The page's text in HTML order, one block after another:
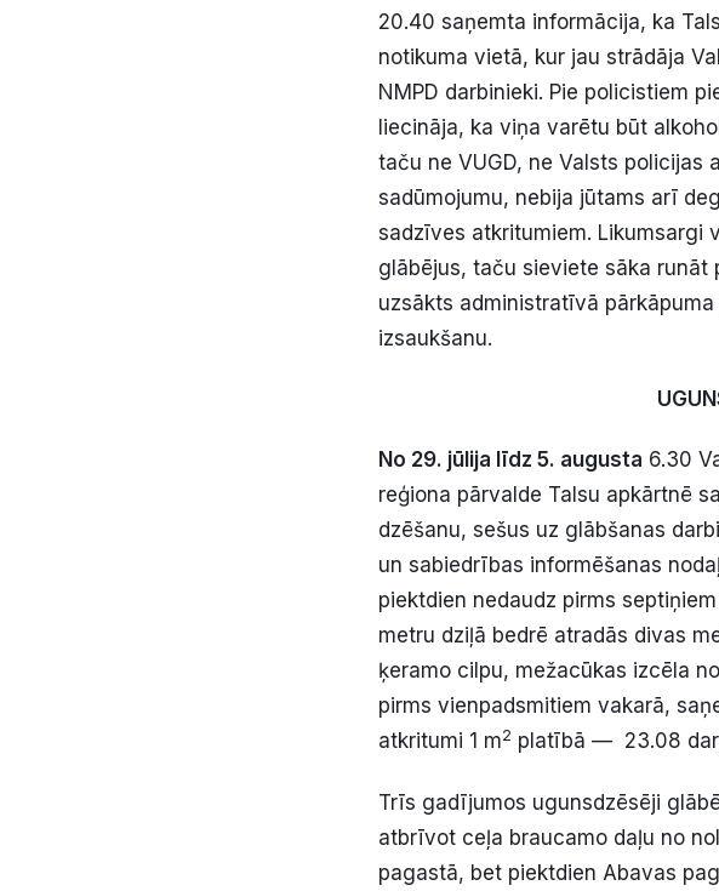
20.40 saņemta informācija, ka
notikuma vietā, kur jau strādāja
NMPD darbinieki. Pie policistiem
liecināja, ka viņa varētu būt
taču ne VUGD, ne Valsts policijas
sadūmojumu, nebija jūtams arī
sadzīves atkritumiem. Likumsargi
glābējus, taču sieviete sāka
uzsākts administratīvā
izsaukšanu.
No 29. jūlija līdz 5. augusta 6.30
reģiona pārvalde Talsu apkārtnē
dzēšanu, sešus uz glābšanas
un sabiedrības informēšanas
piektdien nedaudz pirms
metru dziļā bedrē atradās divas
ķeramo cilpu, mežacūkas izcēla
pirms vienpadsmitiem vakarā,
atkritumi 1 m2 platībā — 23.08
Trīs gadījumos ugunsdzēsēji
atbrīvot ceļa braucamo daļu no
pagastā, bet piektdien Abavas